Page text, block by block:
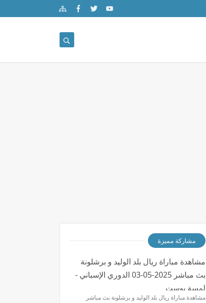
مشاركة مميزة
مشاهدة مباراة ريال بلد الوليد و برشلونة
بث مباشر 2025-05-03 الدوري الإسباني -
لمسة بوست
مشاهدة مباراة ريال بلد الوليد و برشلونة بث مباشر